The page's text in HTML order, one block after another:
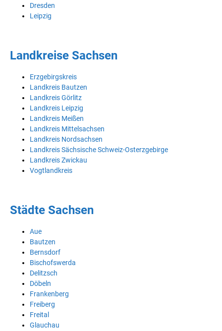
Dresden
Leipzig
Landkreise Sachsen
Erzgebirgskreis
Landkreis Bautzen
Landkreis Görlitz
Landkreis Leipzig
Landkreis Meißen
Landkreis Mittelsachsen
Landkreis Nordsachsen
Landkreis Sächsische Schweiz-Osterzgebirge
Landkreis Zwickau
Vogtlandkreis
Städte Sachsen
Aue
Bautzen
Bernsdorf
Bischofswerda
Delitzsch
Döbeln
Frankenberg
Freiberg
Freital
Glauchau